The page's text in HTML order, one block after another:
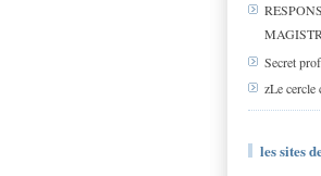
Secret
zLe cercle
les sites